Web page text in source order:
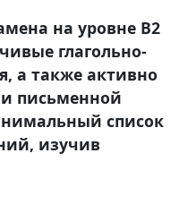
на уровне В2
глагольно-
а также активно
и письменной
список
изучив